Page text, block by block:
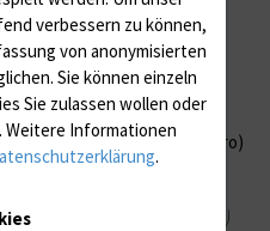
präoperativen und der
bei zementloser
Landes M-V 2007
Team (Dotierung 35.000,- Euro)
M
(CPS: Cup positioning system)
verbessern zu können,
von anonymisierten
Sie können einzeln
Sie zulassen wollen oder
Weitere Informationen
.